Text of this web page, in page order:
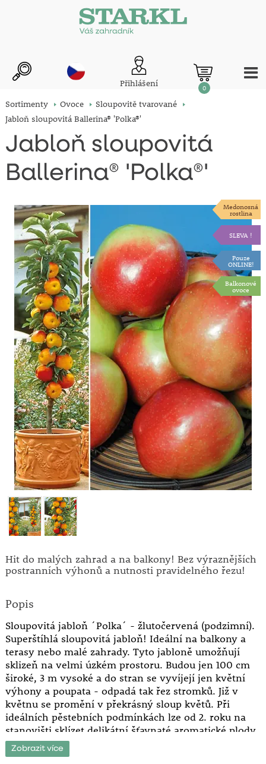
Přihlášení 0
Sortimenty Ovoce
Sloupovitě tvarované
Jabloň sloupovitá Ballerina® 'Polka®'
Jabloň sloupovitá
Ballerina® 'Polka®'
Medonosná
rostlina
SLEVA !
Pouze
ONLINE!
Balkonové
ovoce
Hit do malých zahrad a na balkony! Bez výraznějších
postranních výhonů a nutnosti pravidelného řezu!
Popis
Sloupovitá jabloň ´Polka´ - žlutočervená (podzimní).
Superštíhlá sloupovitá jabloň! Ideální na balkony a
terasy nebo malé zahrady. Tyto jabloně umožňují
sklizeň na velmi úzkém prostoru. Budou jen 100 cm
široké, 3 m vysoké a do stran se vyvíjejí jen květní
výhony a poupata - odpadá tak řez stromků. Již v
květnu se promění v překrásný sloup květů. Při
ideálních pěstebních podmínkách lze od 2. roku na
stanovišti sklízet delikátní šťavnaté aromatické plody,
schopné uskladnění. Pomocí druhé odrůdy se
dosáhne přece jen znatelně vyšších výnosů.
Zobrazit více